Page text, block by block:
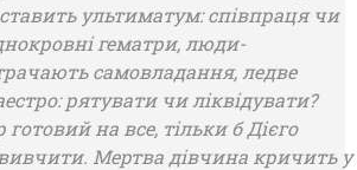
ультиматум: співпраця чи
гематри, люди-
самовладання, ледве
рятувати чи ліквідувати?
готовий на все, тільки б Дієго
Мертва дівчина кричить у